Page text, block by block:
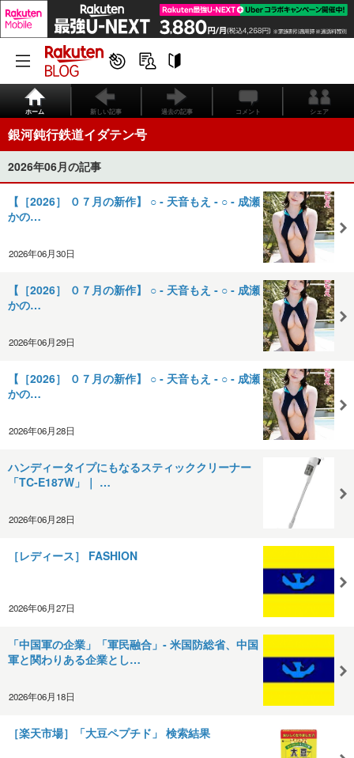
ホーム 新しい記事 過去の記事 コメント シェア
銀河鈍行鉄道イダテン号
2026年06月の記事
【［2026］ ０７月の新作】 ○ ‐ 天音もえ ‐ ○ ‐ 成瀬
かの…
2026年06月30日
【［2026］ ０７月の新作】 ○ ‐ 天音もえ ‐ ○ ‐ 成瀬
かの…
2026年06月29日
【［2026］ ０７月の新作】 ○ ‐ 天音もえ ‐ ○ ‐ 成瀬
かの…
2026年06月28日
ハンディータイプにもなるスティッククリーナー
「TC-E187W」｜ …
2026年06月28日
［レディース］ FASHION
2026年06月27日
「中国軍の企業」「軍民融合」‐ 米国防総省、中国
軍と関わりある企業とし…
2026年06月18日
［楽天市場］「大豆ペプチド」 検索結果